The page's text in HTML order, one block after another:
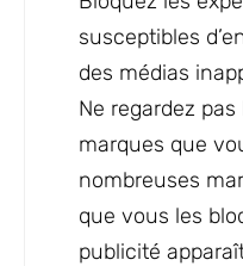
susceptibles
des médias
Ne regardez
marques que
nombreuses
que vous les
publicité